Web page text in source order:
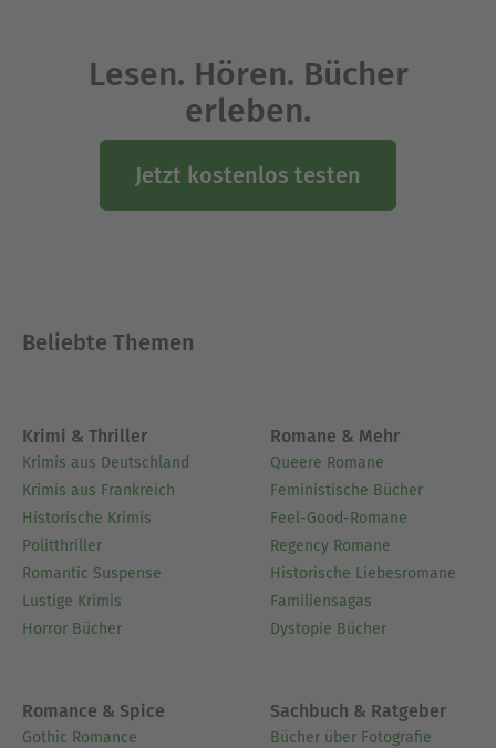
Ausblenden
Lesen. Hören. Bücher
erleben.
Jetzt kostenlos testen
Beliebte Themen
Krimi & Thriller
Krimis aus Deutschland
Krimis aus Frankreich
Historische Krimis
Politthriller
Romantic Suspense
Lustige Krimis
Horror Bücher
Romane & Mehr
Queere Romane
Feministische Bücher
Feel-Good-Romane
Regency Romane
Historische Liebesromane
Familiensagas
Dystopie Bücher
Romance & Spice
Gothic Romance
Sachbuch & Ratgeber
Bücher über Fotografie